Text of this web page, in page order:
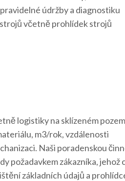
údržby a diagnostiku
včetně prohlídek strojů
logistiky na sklízeném
m3/rok, vzdálenosti
Naši poradenskou
požadavkem zákazníka, jehož
základních údajů a